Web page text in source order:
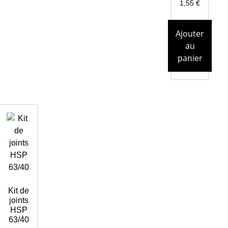
1,55€
Ajouter
au
panier
Kit de
joints
HSP
63/40